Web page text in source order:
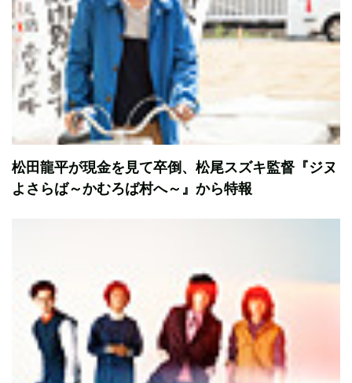
松田龍平が現金を見て卒倒、松尾スズキ監督『ジヌ
よさらば～かむろば村へ～』から特報